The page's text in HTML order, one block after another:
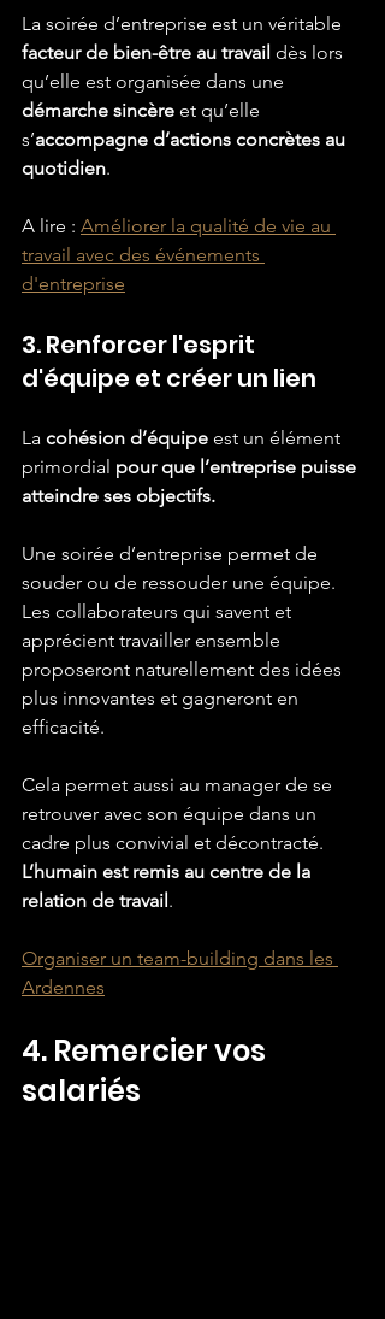
La soirée d’entreprise est un véritable
facteur de bien-être au travail dès lors
qu’elle est organisée dans une
démarche sincère et qu’elle
s’accompagne d’actions concrètes au
quotidien.
A lire : Améliorer la qualité de vie au
travail avec des événements
d'entreprise
3. Renforcer l'esprit
d'équipe et créer un lien
La cohésion d’équipe est un élément
primordial pour que l’entreprise puisse
atteindre ses objectifs.
Une soirée d’entreprise permet de
souder ou de ressouder une équipe.
Les collaborateurs qui savent et
apprécient travailler ensemble
proposeront naturellement des idées
plus innovantes et gagneront en
efficacité.
Cela permet aussi au manager de se
retrouver avec son équipe dans un
cadre plus convivial et décontracté.
L’humain est remis au centre de la
relation de travail .
Organiser un team-building dans les
Ardennes
4. Remercier vos
salariés